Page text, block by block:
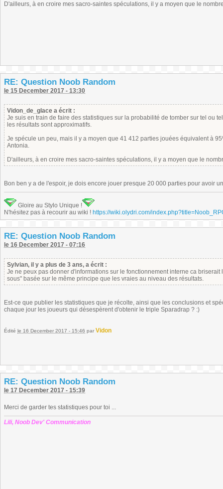
D'ailleurs, à en croire mes sacro-saintes spéculations, il y a moyen que le
RE: Question Noob Random
le 15 December 2017 - 13:30
Vidon_de_glace a écrit :
Je suis en train de faire des statistiques sur la probabilité de tomber sur tel ou
les résultats sont approximatifs.
Je spécule un peu, mais il y a moyen que 41 412 parties jouées équivalent à
Antonia.
D'ailleurs, à en croire mes sacro-saintes spéculations, il y a moyen que le
Bon ben y a de l'espoir, je dois encore jouer presque 20 000 parties pour avoir
Gloire au Stylo Unique !
N'hésitez pas à recourir au wiki ! https://wiki.olydri.com/
RE: Question Noob Random
le 16 December 2017 - 07:16
Sylvian, il y a plus de 3 ans, a écrit :
Je ne peux pas donner d'informations sur le fonctionnement interne ca
sous" basée sur le même principe que les vraies au niveau des résultats.
Est-ce que publier les statistiques que je récolte, ainsi que les conclusions et
chaque jour les joueurs qui désespèrent d'obtenir le triple Sparadrap ? :)
Édité le 16 December 2017 - 15:46 par Vidon
RE: Question Noob Random
le 17 December 2017 - 15:39
Merci de garder tes statistiques pour toi ...
Lili, Noob Dev' Communication